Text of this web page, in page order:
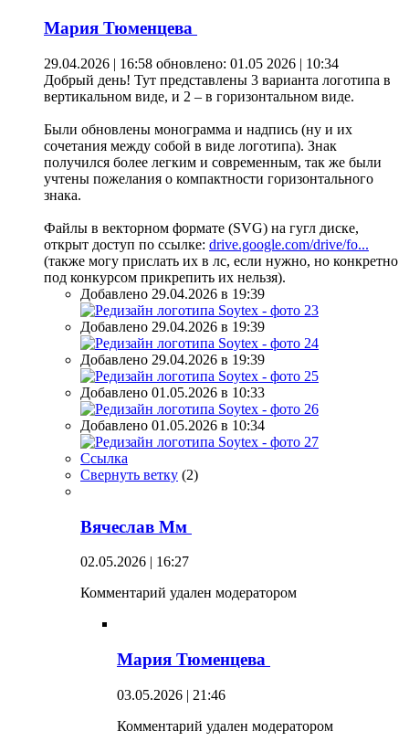
Мария Тюменцева
29.04.2026 | 16:58 обновлено: 01.05 2026 | 10:34
Добрый день! Тут представлены 3 варианта логотипа в
вертикальном виде, и 2 – в горизонтальном виде.
Были обновлены монограмма и надпись (ну и их
сочетания между собой в виде логотипа). Знак
получился более легким и современным, так же были
учтены пожелания о компактности горизонтального
знака.
Файлы в векторном формате (SVG) на гугл диске,
открыт доступ по ссылке: drive.google.com/drive/fo...
(также могу прислать их в лс, если нужно, но конкретно
под конкурсом прикрепить их нельзя).
Добавлено 29.04.2026 в 19:39
Добавлено 29.04.2026 в 19:39
Добавлено 29.04.2026 в 19:39
Добавлено 01.05.2026 в 10:33
Добавлено 01.05.2026 в 10:34
Ссылка
Свернуть ветку (2)
Вячеслав Мм
02.05.2026 | 16:27
Комментарий удален модератором
Мария Тюменцева
03.05.2026 | 21:46
Комментарий удален модератором